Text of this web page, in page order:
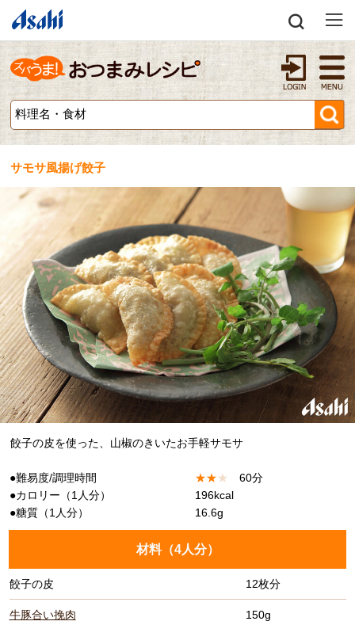
サモサ風揚げ餃子
餃子の皮を使った、山椒のきいたお手軽サモサ
●難易度/調理時間 ★★★
60分
●カロリー（1人分）
196kcal
●糖質（1人分）
16.6g
材料（4人分）
餃子の皮 12枚分
牛豚合い挽肉 150g